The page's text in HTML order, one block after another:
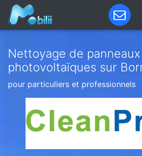
Nettoyage de
photovoltaïques sur
pour particuliers et professionnels